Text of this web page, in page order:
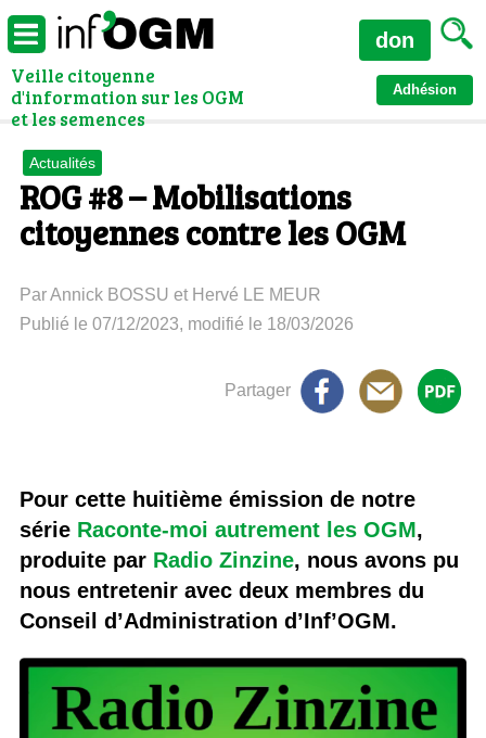
Veille citoyenne
d'information sur les OGM
et les semences
Adhésion
don
Actualités
ROG #8 – Mobilisations
citoyennes contre les OGM
Par Annick BOSSU et Hervé LE MEUR
Publié le 07/12/2023, modifié le 18/03/2026
Partager
Pour cette huitième émission de notre
série Raconte-moi autrement les OGM,
produite par Radio Zinzine, nous avons pu
nous entretenir avec deux membres du
Conseil d’Administration d’Inf’OGM.